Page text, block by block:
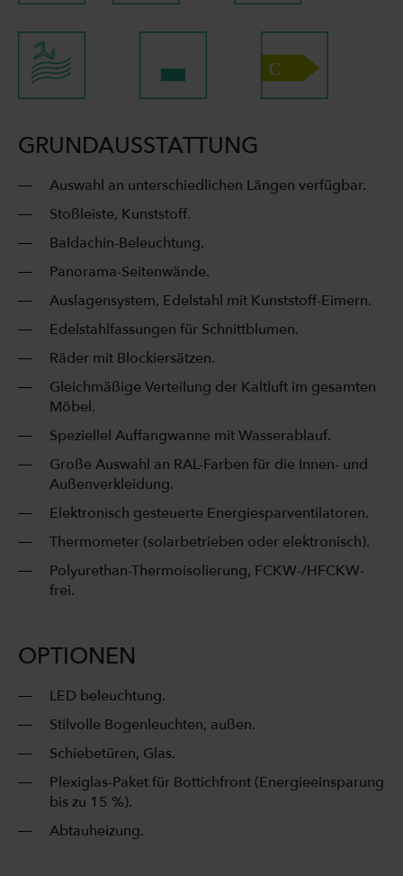
GRUNDAUSSTATTUNG
Auswahl an unterschiedlichen Längen verfügbar.
Stoßleiste, Kunststoff.
Baldachin-Beleuchtung.
Panorama-Seitenwände.
Auslagensystem, Edelstahl mit Kunststoff-Eimern.
Edelstahlfassungen für Schnittblumen.
Räder mit Blockiersätzen.
Gleichmäßige Verteilung der Kaltluft im gesamten
Möbel.
Speziellel Auffangwanne mit Wasserablauf.
Große Auswahl an RAL-Farben für die Innen- und
Außenverkleidung.
Elektronisch gesteuerte Energiesparventilatoren.
Thermometer (solarbetrieben oder elektronisch).
Polyurethan-Thermoisolierung, FCKW-/HFCKW-
frei.
OPTIONEN
LED beleuchtung.
Stilvolle Bogenleuchten, außen.
Schiebetüren, Glas.
Plexiglas-Paket für Bottichfront (Energieeinsparung
bis zu 15 %).
Abtauheizung.